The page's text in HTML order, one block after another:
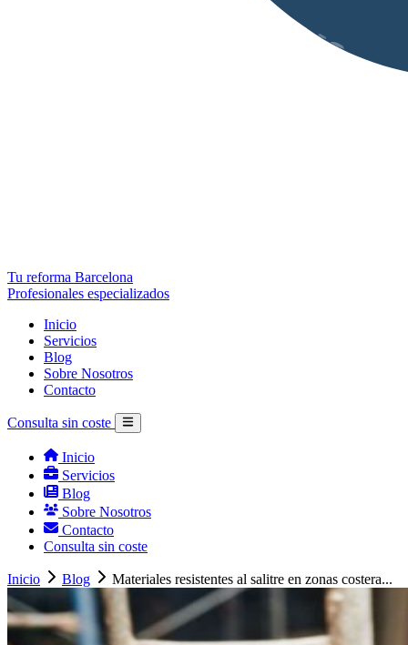
Tu reforma Barcelona
Profesionales especializados
Inicio
Servicios
Blog
Sobre Nosotros
Contacto
Consulta sin coste
Inicio
Servicios
Blog
Sobre Nosotros
Contacto
Consulta sin coste
Inicio Blog Materiales resistentes al salitre en zonas costera...